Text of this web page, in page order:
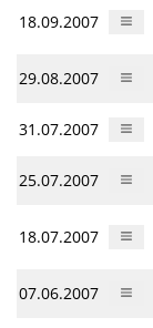
18.09.2007
29.08.2007
31.07.2007
25.07.2007
18.07.2007
07.06.2007